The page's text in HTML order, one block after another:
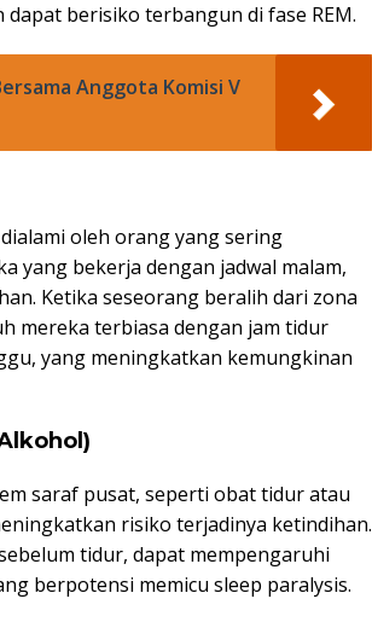
berisiko terbangun di fase REM.
Anggota Komisi V
oleh orang yang sering
yang bekerja dengan jadwal malam,
Ketika seseorang beralih dari zona
mereka terbiasa dengan jam tidur
yang meningkatkan kemungkinan
saraf pusat, seperti obat tidur atau
risiko terjadinya ketindihan.
tidur, dapat mempengaruhi
berpotensi memicu sleep paralysis.